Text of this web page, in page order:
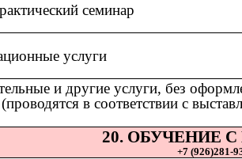
семинар
услуги
и другие услуги, без
в соответствии с
20. ОБУЧЕНИЕ
+7 (926)281-